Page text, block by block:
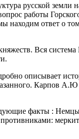
русской земли
работы
находим ответ о
Вся
описывает
Карпов А.Ю
факты :